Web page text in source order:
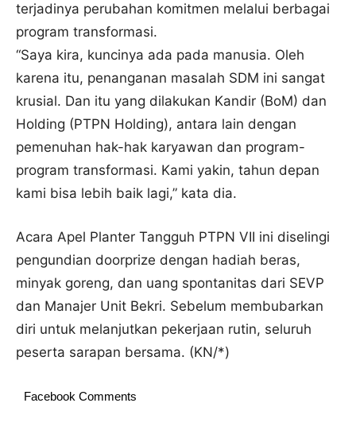
terjadinya perubahan komitmen melalui berbagai
program transformasi.
“Saya kira, kuncinya ada pada manusia. Oleh
karena itu, penanganan masalah SDM ini sangat
krusial. Dan itu yang dilakukan Kandir (BoM) dan
Holding (PTPN Holding), antara lain dengan
pemenuhan hak-hak karyawan dan program-
program transformasi. Kami yakin, tahun depan
kami bisa lebih baik lagi,” kata dia.
Acara Apel Planter Tangguh PTPN VII ini diselingi
pengundian doorprize dengan hadiah beras,
minyak goreng, dan uang spontanitas dari SEVP
dan Manajer Unit Bekri. Sebelum membubarkan
diri untuk melanjutkan pekerjaan rutin, seluruh
peserta sarapan bersama. (KN/*)
Facebook Comments